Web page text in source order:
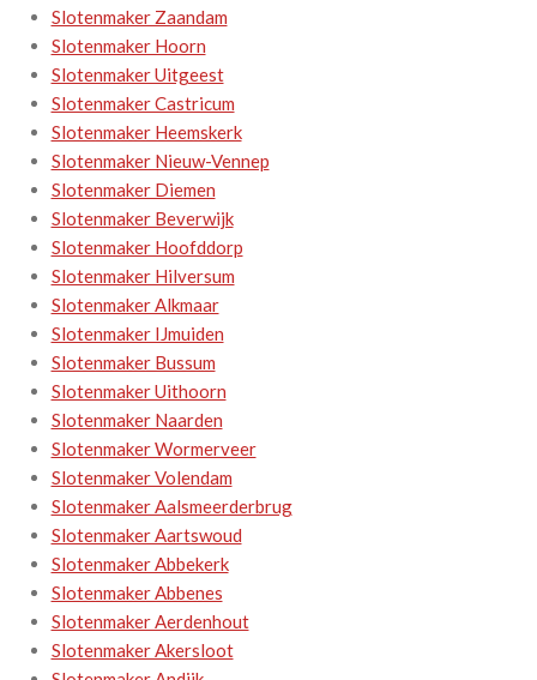
Slotenmaker Zaandam
Slotenmaker Hoorn
Slotenmaker Uitgeest
Slotenmaker Castricum
Slotenmaker Heemskerk
Slotenmaker Nieuw-Vennep
Slotenmaker Diemen
Slotenmaker Beverwijk
Slotenmaker Hoofddorp
Slotenmaker Hilversum
Slotenmaker Alkmaar
Slotenmaker IJmuiden
Slotenmaker Bussum
Slotenmaker Uithoorn
Slotenmaker Naarden
Slotenmaker Wormerveer
Slotenmaker Volendam
Slotenmaker Aalsmeerderbrug
Slotenmaker Aartswoud
Slotenmaker Abbekerk
Slotenmaker Abbenes
Slotenmaker Aerdenhout
Slotenmaker Akersloot